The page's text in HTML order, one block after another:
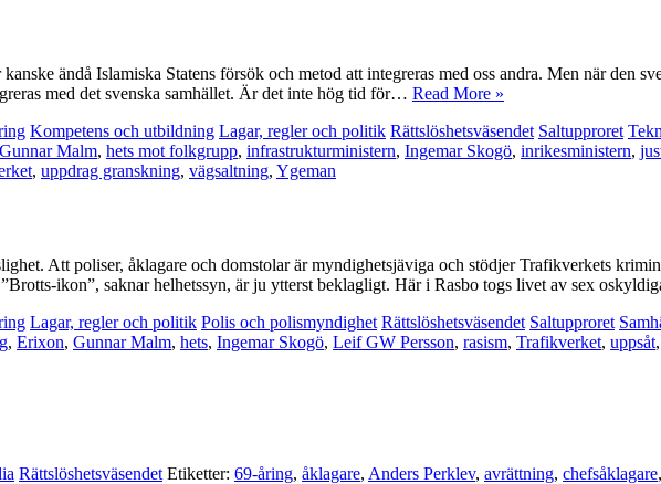
ändå Islamiska Statens försök och metod att integreras med oss andra. Men när den
med det svenska samhället. Är det inte hög tid för… Read More »
Kompetens och utbildning Lagar, regler och politik Rättslöshetsväsendet Saltupproret
Gunnar Malm, hets mot folkgrupp, infrastrukturministern, Ingemar Skogö, inrikesministern,
, uppdrag granskning, vägsaltning, Ygeman
Att poliser, åklagare och domstolar är myndighetsjäviga och stödjer Trafikverkets
ikon”, saknar helhetssyn, är ju ytterst beklagligt. Här i Rasbo togs livet av sex
Lagar, regler och politik Polis och polismyndighet Rättslöshetsväsendet Saltupproret
, Erixon, Gunnar Malm, hets, Ingemar Skogö, Leif GW Persson, rasism, Trafikverket, uppsåt,
Rättslöshetsväsendet Etiketter: 69-åring, åklagare, Anders Perklev, avrättning, chefsåklagare,